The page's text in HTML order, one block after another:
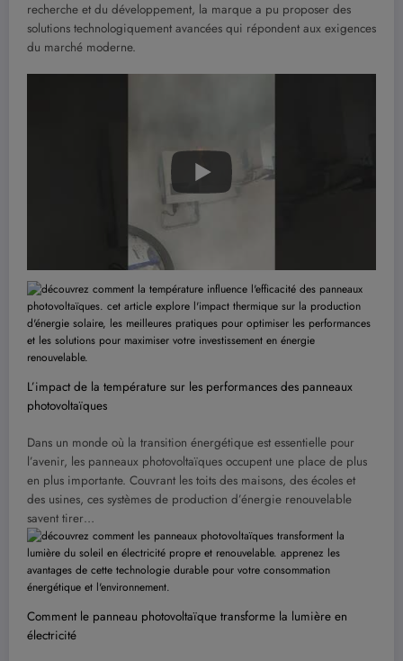
recherche et du développement, la marque a pu proposer des
solutions technologiquement avancées qui répondent aux exigences
du marché moderne.
L’impact de la température sur les performances des panneaux
photovoltaïques
Dans un monde où la transition énergétique est essentielle pour
l’avenir, les panneaux photovoltaïques occupent une place de plus
en plus importante. Couvrant les toits des maisons, des écoles et
des usines, ces systèmes de production d’énergie renouvelable
savent tirer…
Comment le panneau photovoltaïque transforme la lumière en
électricité